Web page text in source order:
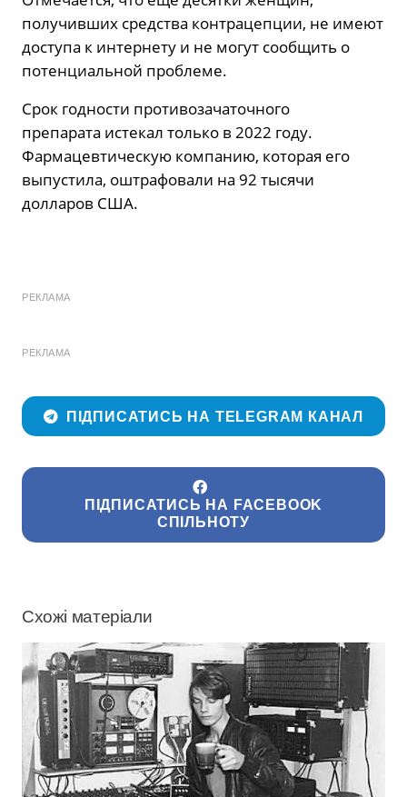
получивших средства контрацепции, не имеют
доступа к интернету и не могут сообщить о
потенциальной проблеме.
Срок годности противозачаточного
препарата истекал только в 2022 году.
Фармацевтическую компанию, которая его
выпустила, оштрафовали на 92 тысячи
долларов США.
РЕКЛАМА
РЕКЛАМА
ПІДПИСАТИСЬ НА TELEGRAM КАНАЛ
ПІДПИСАТИСЬ НА FACEBOOK
СПІЛЬНОТУ
Схожі матеріали